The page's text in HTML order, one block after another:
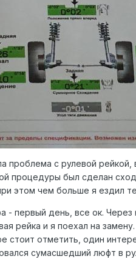
с рулевой рейкой,
процедуры был сделан
этом чем больше я ездил
- первый день, все ок.
рейка и я поехал на
стоит отметить, один
сумасшедший люфт в